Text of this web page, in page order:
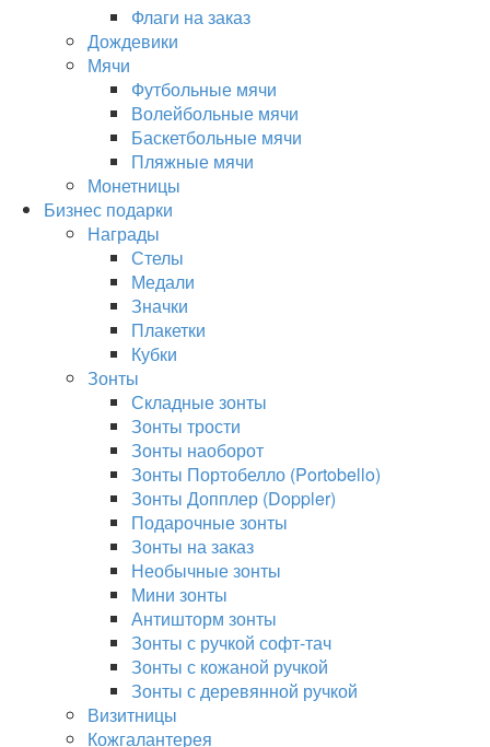
Флаги на заказ
Дождевики
Мячи
Футбольные мячи
Волейбольные мячи
Баскетбольные мячи
Пляжные мячи
Монетницы
Бизнес подарки
Награды
Стелы
Медали
Значки
Плакетки
Кубки
Зонты
Складные зонты
Зонты трости
Зонты наоборот
Зонты Портобелло (Portobello)
Зонты Допплер (Doppler)
Подарочные зонты
Зонты на заказ
Необычные зонты
Мини зонты
Антишторм зонты
Зонты с ручкой софт-тач
Зонты с кожаной ручкой
Зонты с деревянной ручкой
Визитницы
Кожгалантерея